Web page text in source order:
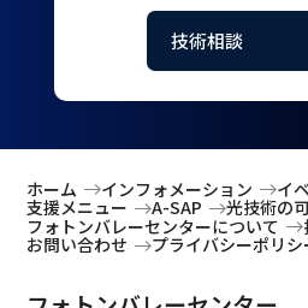
技術相談
ホーム インフォメーション イ
支援メニュー A-SAP 光技術の
フォトンバレーセンターについて
お問い合わせ プライバシーポリシ